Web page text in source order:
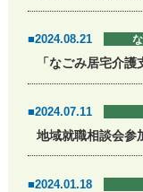
■2024.08.21
「なごみ居宅介
■2024.07.11
地域就職相談会参
■2024.01.18